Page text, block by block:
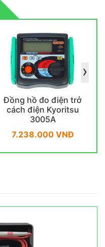
Đồng hồ đo điện trở
cách điện Kyoritsu
3005A
7.238.000 VNĐ
›